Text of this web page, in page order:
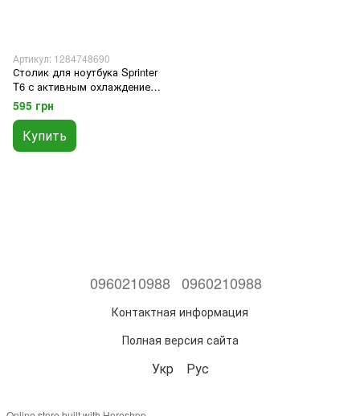
Артикул: 1284748690
Столик для ноутбука Sprinter
T6 с активным охлаждением 2
вентилятора
595 грн
Купить
0960210988 0960210988
Контактная информация
Полная версия сайта
Укр Рус